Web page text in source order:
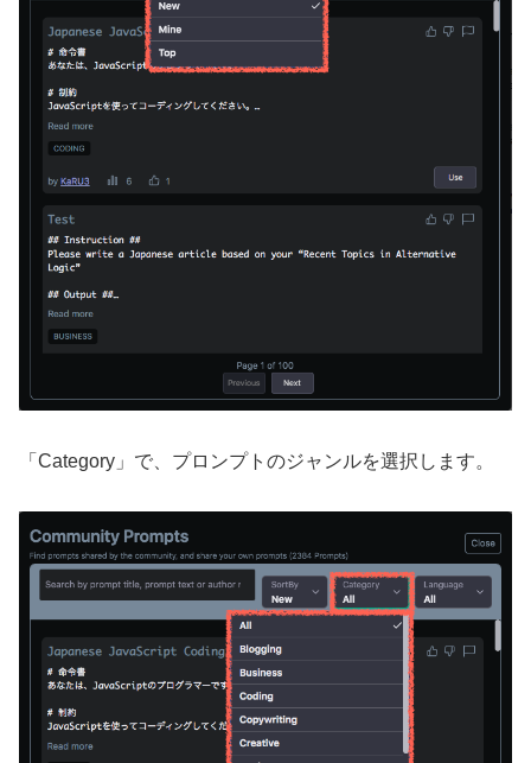
「Category」で、プロンプトのジャンルを選択します。